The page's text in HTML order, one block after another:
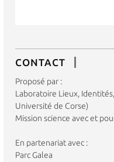
CONTACT
Proposé par :
Laboratoire Lieux,
Université de Corse)
Mission science avec et
En partenariat avec :
Parc Galea